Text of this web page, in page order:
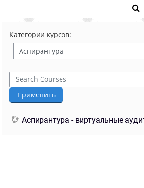
Перейти к основному содержанию
Категории курсов:
Search Courses
Применить
Аспирантура - виртуальные